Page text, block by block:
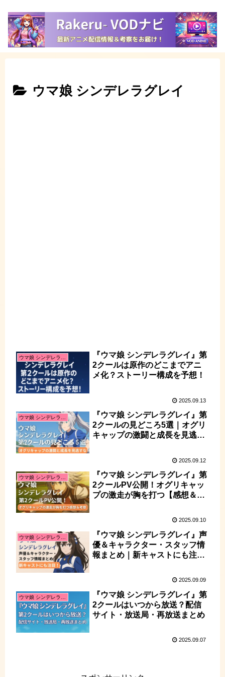
ウマ娘 シンデレラグレイ
『ウマ娘 シンデレラグレイ』第
2クールは原作のどこまでアニ
メ化？ストーリー構成を予想！
2025.09.13
『ウマ娘 シンデレラグレイ』第
2クールの見どころ5選｜オグリ
キャップの激闘と成長を見逃す
2025.09.12
『ウマ娘 シンデレラグレイ』第
2クールPV公開！オグリキャッ
プの激走が胸を打つ【感想＆考
2025.09.10
『ウマ娘 シンデレラグレイ』声
優＆キャラクター・スタッフ情
報まとめ｜新キャストにも注
2025.09.09
『ウマ娘 シンデレラグレイ』第
2クールはいつから放送？配信
サイト・放送局・再放送まとめ
2025.09.07